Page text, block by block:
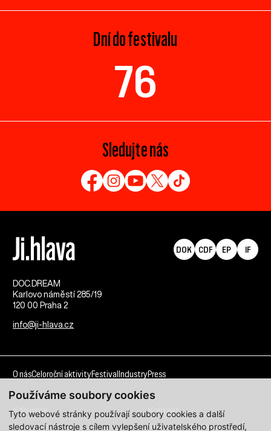
Používáme soubory cookies
Tyto webové stránky používají soubory cookies a další
sledovací nástroje s cílem vylepšení uživatelského prostředí,
Dní do festivalu
76
Sledujte nás
DOC.DREAM​
Karlovo náměstí 285/19
120 00 Praha 2
info@ji-hlava.cz
DOK CDF EP IF
O násCeloroční aktivityFestival IndustryPress
Kdo jsme
Kontakt
Partnerství
Pracovní příležitosti